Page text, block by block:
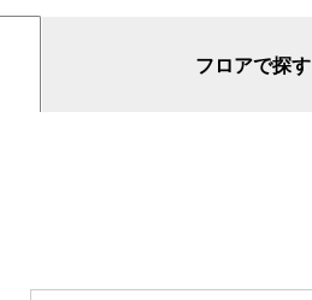
フロアで探す